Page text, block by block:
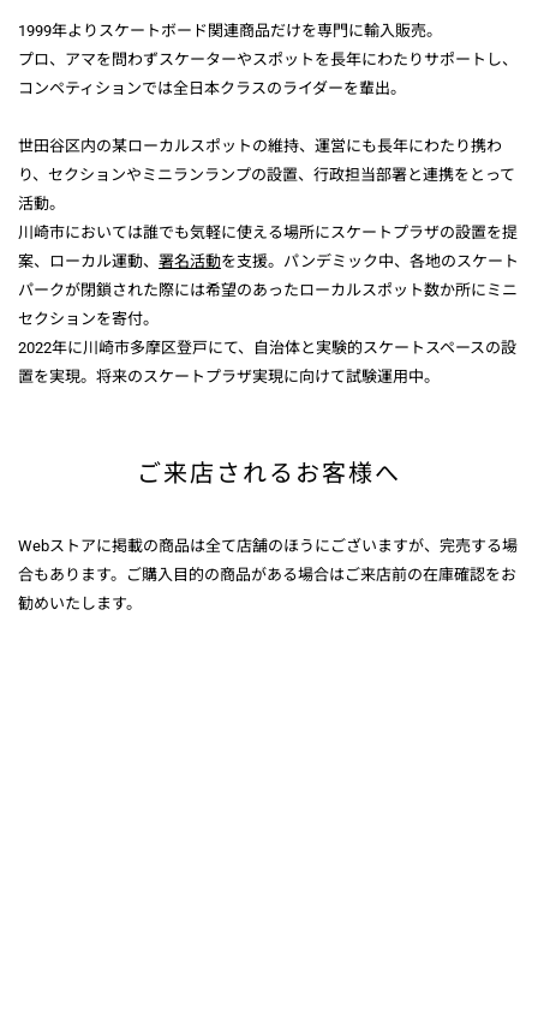
1999年よりスケートボード関連商品だけを専門に輸入販売。
プロ、アマを問わずスケーターやスポットを長年にわたりサポートし、
コンペティションでは全日本クラスのライダーを輩出。
世田谷区内の某ローカルスポットの維持、運営にも長年にわたり携わ
り、セクションやミニランランプの設置、行政担当部署と連携をとって
活動。
川崎市においては誰でも気軽に使える場所にスケートプラザの設置を提
案、ローカル運動、 署名活動を支援。パンデミック中、各地のスケート
パークが閉鎖された際には希望のあったローカルスポット数か所にミニ
セクションを寄付。
2022年に川崎市多摩区登戸にて、自治体と実験的スケートスペースの設
置を実現。将来のスケートプラザ実現に向けて試験運用中。
ご来店されるお客様へ
Webストアに掲載の商品は全て店舗のほうにございますが、完売する場
合もあります。ご購入目的の商品がある場合はご来店前の在庫確認をお
勧めいたします。